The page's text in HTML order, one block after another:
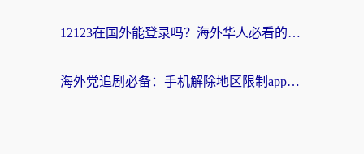
12123在国外能登录吗？海外华人必看的回国加速实用指南
海外党追剧必备：手机解除地区限制app怎么选？解决央视视频&国内剧地区限制全指南